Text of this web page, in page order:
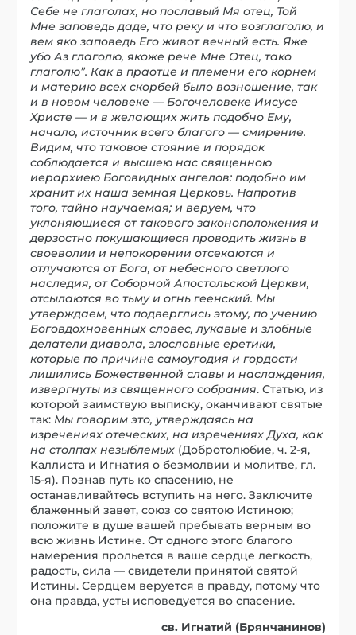
Себе не глаголах, но пославый Мя отец, Той
Мне заповедь даде, что реку и что возглаголю, и
вем яко заповедь Его живот вечный есть. Яже
убо Аз глаголю, якоже рече Мне Отец, тако
глаголю”. Как в праотце и племени его корнем
и материю всех скорбей было возношение, так
и в новом человеке — Богочеловеке Иисусе
Христе — и в желающих жить подобно Ему,
начало, источник всего благого — смирение.
Видим, что таковое стояние и порядок
соблюдается и высшею нас священною
иерархиею Боговидных ангелов: подобно им
хранит их наша земная Церковь. Напротив
того, тайно научаемая; и веруем, что
уклоняющиеся от такового законоположения и
дерзостно покушающиеся проводить жизнь в
своеволии и непокорении отсекаются и
отлучаются от Бога, от небесного светлого
наследия, от Соборной Апостольской Церкви,
отсылаются во тьму и огнь геенский. Мы
утверждаем, что подверглись этому, по учению
Боговдохновенных словес, лукавые и злобные
делатели диавола, злословные еретики,
которые по причине самоугодия и гордости
лишились Божественной славы и наслаждения,
извергнуты из священного собрания. Статью, из
которой заимствую выписку, оканчивают святые
так: Мы говорим это, утверждаясь на
изречениях отеческих, на изречениях Духа, как
на столпах незыблемых (Добротолюбие, ч. 2-я,
Каллиста и Игнатия о безмолвии и молитве, гл.
15-я). Познав путь ко спасению, не
останавливайтесь вступить на него. Заключите
блаженный завет, союз со святою Истиною;
положите в душе вашей пребывать верным во
всю жизнь Истине. От одного этого благого
намерения прольется в ваше сердце легкость,
радость, сила — свидетели принятой святой
Истины. Сердцем веруется в правду, потому что
она правда, усты исповедуется во спасение.
св. Игнатий (Брянчанинов)